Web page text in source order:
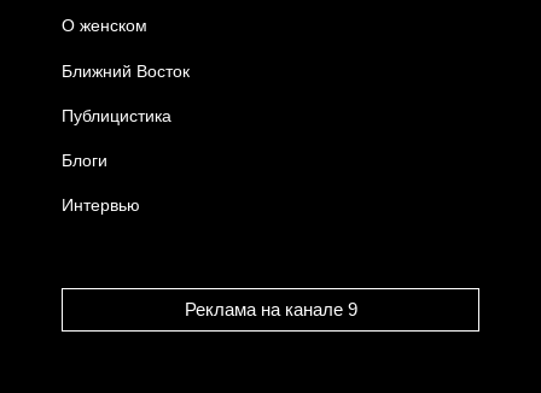
О женском
Ближний Восток
Публицистика
Блоги
Интервью
Реклама на канале 9